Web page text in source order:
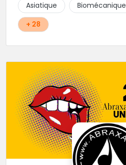
Asiatique
Biomécanique
+ 28